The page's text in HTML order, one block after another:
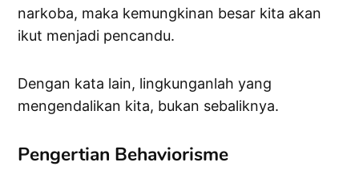
narkoba, maka kemungkinan besar kita akan
ikut menjadi pencandu.
Dengan kata lain, lingkunganlah yang
mengendalikan kita, bukan sebaliknya.
Pengertian Behaviorisme